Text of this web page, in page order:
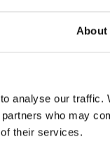
About
analyse our traffic.
who may
their services.
Risorse
Blog